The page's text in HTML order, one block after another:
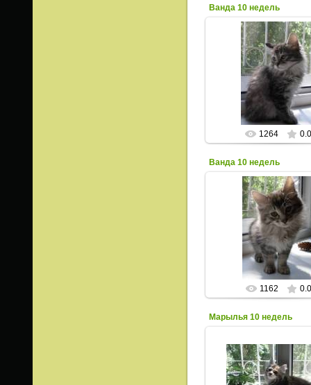
Ванда 10 недель
23.06.2013
ИрисКо
1264 0.0
Ванда 10 недель
23.06.2013
ИрисКо
1162 0.0
Марылья 10 недель
23.06.2013